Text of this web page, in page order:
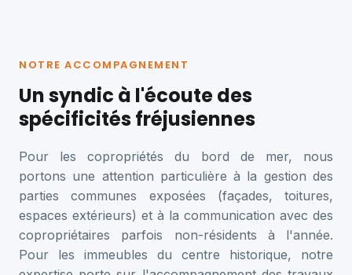
NOTRE ACCOMPAGNEMENT
Un syndic à l'écoute des
spécificités fréjusiennes
Pour les copropriétés du bord de mer, nous
portons une attention particulière à la gestion des
parties communes exposées (façades, toitures,
espaces extérieurs) et à la communication avec des
copropriétaires parfois non-résidents à l'année.
Pour les immeubles du centre historique, notre